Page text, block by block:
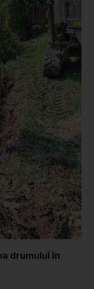
drumului în